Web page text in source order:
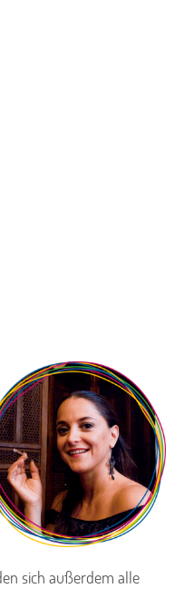
sich außerdem alle